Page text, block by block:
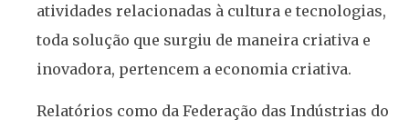
atividades relacionadas à cultura e tecnologias,
toda solução que surgiu de maneira criativa e
inovadora, pertencem a economia criativa.
Relatórios como da Federação das Indústrias do